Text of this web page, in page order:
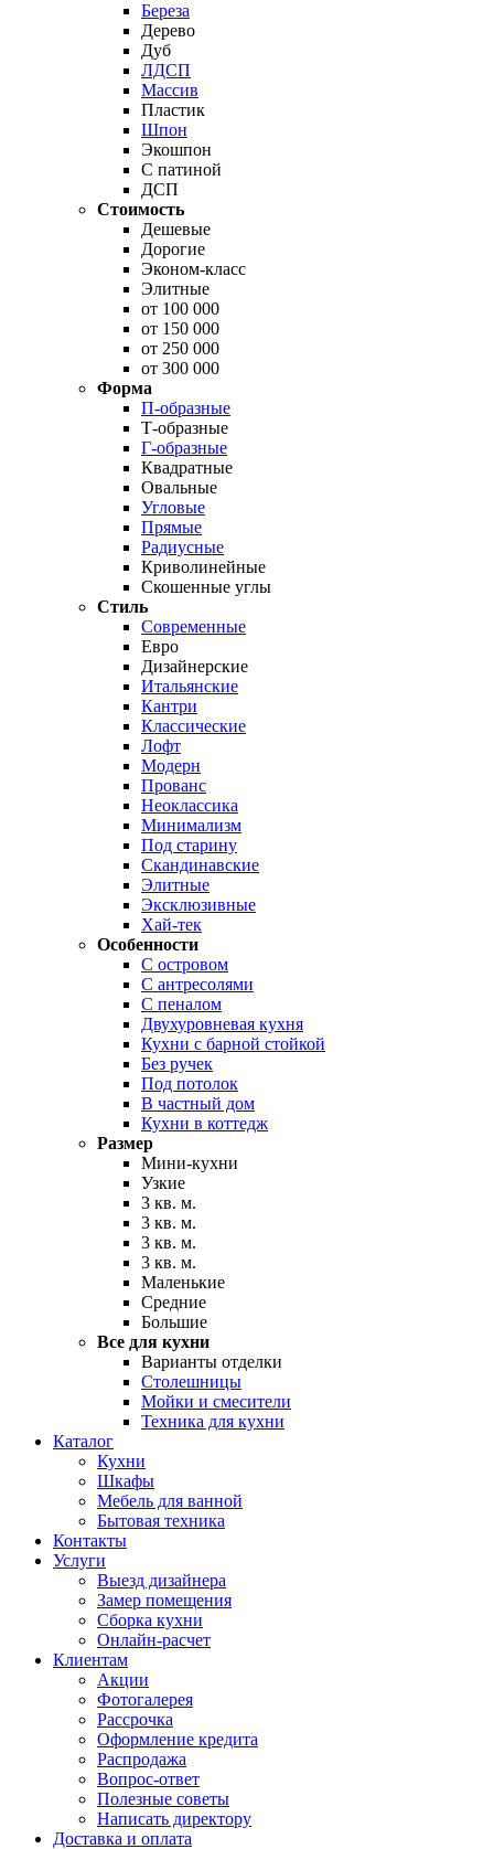
Береза
Дерево
Дуб
ЛДСП
Массив
Пластик
Шпон
Экошпон
С патиной
ДСП
Стоимость
Дешевые
Дорогие
Эконом-класс
Элитные
от 100 000
от 150 000
от 250 000
от 300 000
Форма
П-образные
Т-образные
Г-образные
Квадратные
Овальные
Угловые
Прямые
Радиусные
Криволинейные
Скошенные углы
Стиль
Современные
Евро
Дизайнерские
Итальянские
Кантри
Классические
Лофт
Модерн
Прованс
Неоклассика
Минимализм
Под старину
Скандинавские
Элитные
Эксклюзивные
Хай-тек
Особенности
С островом
С антресолями
С пеналом
Двухуровневая кухня
Кухни с барной стойкой
Без ручек
Под потолок
В частный дом
Кухни в коттедж
Размер
Мини-кухни
Узкие
3 кв. м.
3 кв. м.
3 кв. м.
3 кв. м.
Маленькие
Средние
Большие
Все для кухни
Варианты отделки
Столешницы
Мойки и смесители
Техника для кухни
Каталог
Кухни
Шкафы
Мебель для ванной
Бытовая техника
Контакты
Услуги
Выезд дизайнера
Замер помещения
Сборка кухни
Онлайн-расчет
Клиентам
Акции
Фотогалерея
Рассрочка
Оформление кредита
Распродажа
Вопрос-ответ
Полезные советы
Написать директору
Доставка и оплата